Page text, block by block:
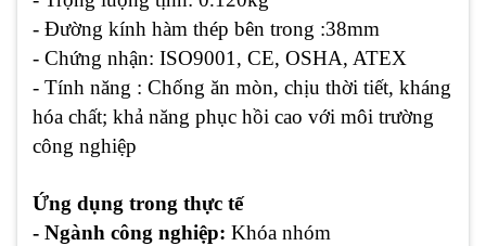
- Đường kính hàm thép bên trong :38mm
- Chứng nhận: ISO9001, CE, OSHA, ATEX
- Tính năng : Chống ăn mòn, chịu thời tiết, kháng
hóa chất; khả năng phục hồi cao với môi trường
công nghiệp
Ứng dụng trong thực tế
- Ngành công nghiệp: Khóa nhóm